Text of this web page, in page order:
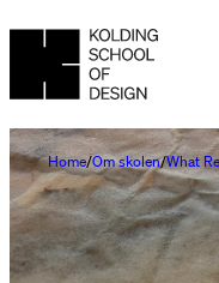
Home Om skolen What